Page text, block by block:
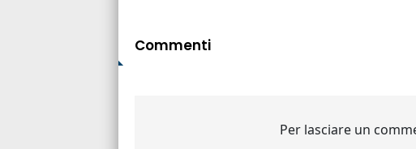
Commenti